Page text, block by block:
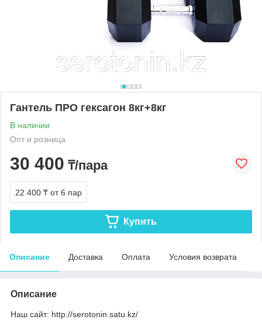
Гантель ПРО гексагон 8кг+8кг
В наличии
Опт и розница
30 400 ₸/пара
22 400 ₸ от 6 пар
Купить
Описание Доставка Оплата Условия возврата
Описание
Наш сайт: http://serotonin.satu.kz/